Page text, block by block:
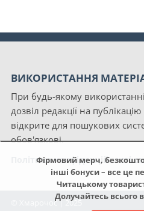
Фірмовий мерч,
інші бонуси – все це
Читацькому
Долучайтесь всього
ВИКОРИСТАННЯ
При будь-якому
дозвіл редакції на
відкрите для пошукових
обов'язкові.
Політика конфіденційності
© Хмарочос | 2025